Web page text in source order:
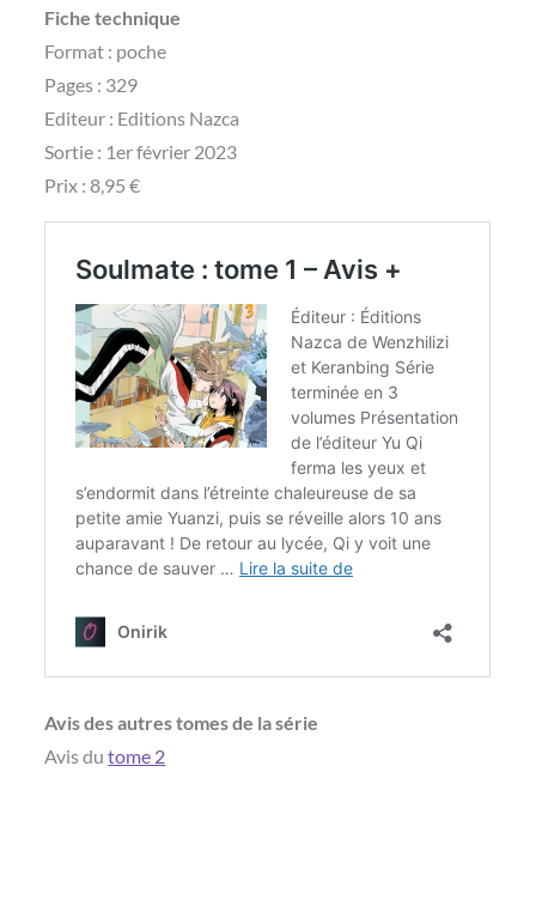
Fiche technique
Format : poche
Pages : 329
Editeur : Editions Nazca
Sortie : 1er février 2023
Prix : 8,95 €
Avis des autres tomes de la série
Avis dutome 2